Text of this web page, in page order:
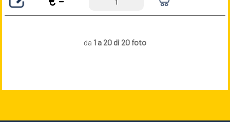
da 1 a 20 di 20 foto